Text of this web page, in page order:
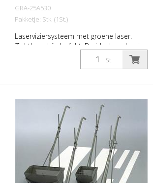
GRA-25A530
Pakketje: Stk. (1St.)
Laserviziersysteem met groene laser.
Zichtbaar bij daglicht. De ideale oplossing
voor het markeren tot aan de muur, zelfs
St.